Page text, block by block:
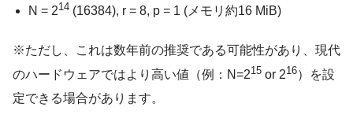
N = 214 (16384), r = 8, p = 1 (メモリ約16 MiB)
※ただし、これは数年前の推奨である可能性があり、現代
のハードウェアではより高い値（例：N=215 or 216）を設
定できる場合があります。